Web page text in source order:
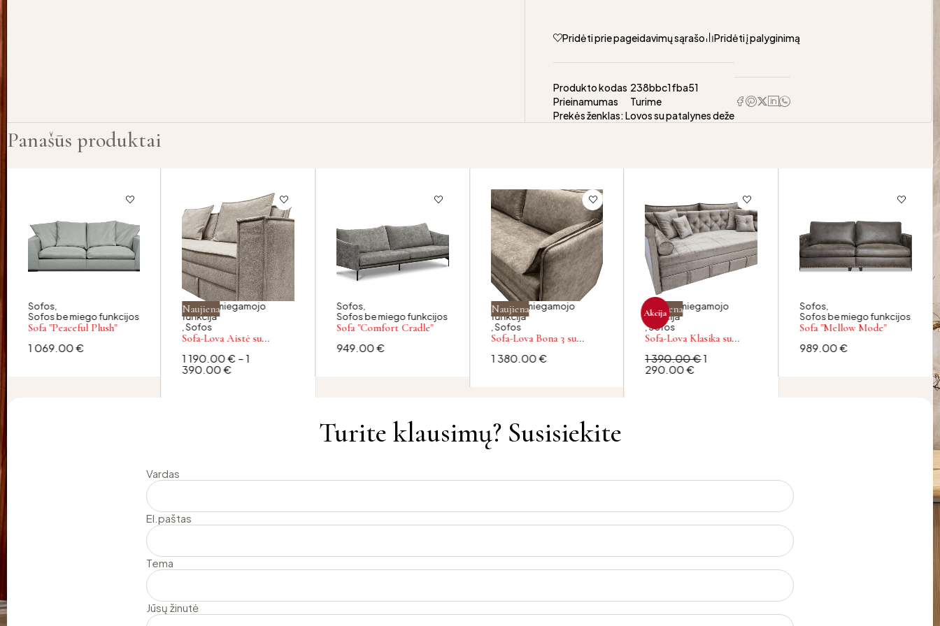
Pridėti prie pageidavimų sąrašo Pridėti į palyginimą
Produkto kodas 238bbc1fba51
Prieinamumas
Turime
Prekės ženklas:Lovos su patalynes deže
Panašūs produktai
Sofos,
Sofos be miego funkcijos
Sofa "Peaceful Plush"
1 069.00€
Naujiena
Sofa su miegamojo
funkcija
,Sofos
Sofa-Lova Aistė su
1 190.00€ –1
390.00€
Sofos,
Sofos be miego funkcijos
Sofa "Comfort Cradle"
949.00€
Naujiena
Sofa su miegamojo
funkcija
,Sofos
Sofa-Lova Bona 3 su
1 380.00€
Akcija
Naujiena
Sofa su miegamojo
funkcija
,Sofos
Sofa-Lova Klasika su
1 390.00€1
290.00€
Sofos,
Sofos be miego funkcijos
Sofa "Mellow Mode"
989.00€
Turite klausimų? Susisiekite
Vardas
El.paštas
Tema
Jūsų žinutė